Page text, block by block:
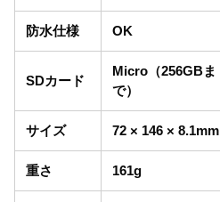
防水仕様 OK
SDカード
Micro（256GBま
で）
サイズ 72 × 146 × 8.1mm
重さ 161g